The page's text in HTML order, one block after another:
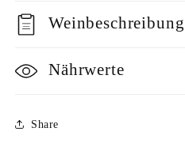
Weinbeschreibung
Nährwerte
Share